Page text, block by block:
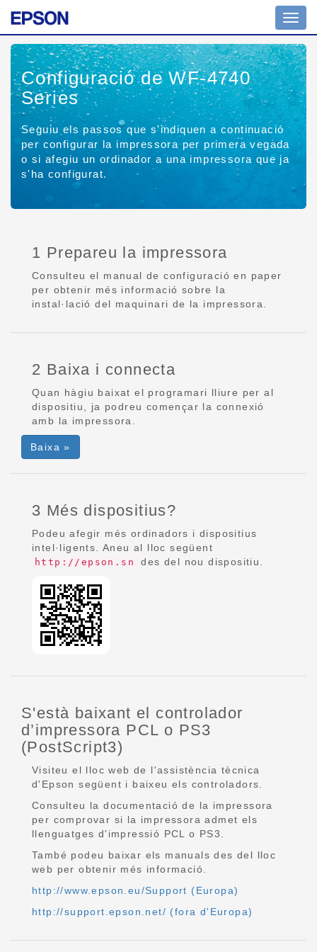
Configuració de WF-4740
Series
Seguiu els passos que s'indiquen a continuació
per configurar la impressora per primera vegada
o si afegiu un ordinador a una impressora que ja
s'ha configurat.
1 Prepareu la impressora
Consulteu el manual de configuració en paper
per obtenir més informació sobre la
instal·lació del maquinari de la impressora.
2 Baixa i connecta
Quan hàgiu baixat el programari lliure per al
dispositiu, ja podreu començar la connexió
amb la impressora.
Baixa »
3 Més dispositius?
Podeu afegir més ordinadors i dispositius
intel·ligents. Aneu al lloc següent
http://epson.sn des del nou dispositiu.
S'està baixant el controlador
d’impressora PCL o PS3
(PostScript3)
Visiteu el lloc web de l'assistència tècnica
d'Epson següent i baixeu els controladors.
Consulteu la documentació de la impressora
per comprovar si la impressora admet els
llenguatges d'impressió PCL o PS3.
També podeu baixar els manuals des del lloc
web per obtenir més informació.
http://www.epson.eu/Support (Europa)
http://support.epson.net/ (fora d'Europa)